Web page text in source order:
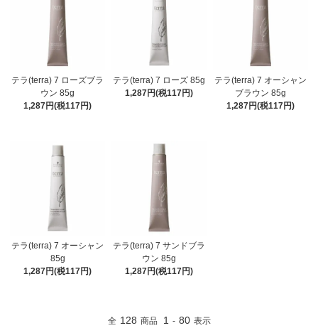
テラ(terra) 7 ローズブラ
ウン 85g
1,287円(税117円)
テラ(terra) 7 ローズ 85g
1,287円(税117円)
テラ(terra) 7 オーシャン
ブラウン 85g
1,287円(税117円)
テラ(terra) 7 オーシャン
85g
1,287円(税117円)
テラ(terra) 7 サンドブラ
ウン 85g
1,287円(税117円)
全 128 商品 1 - 80 表示